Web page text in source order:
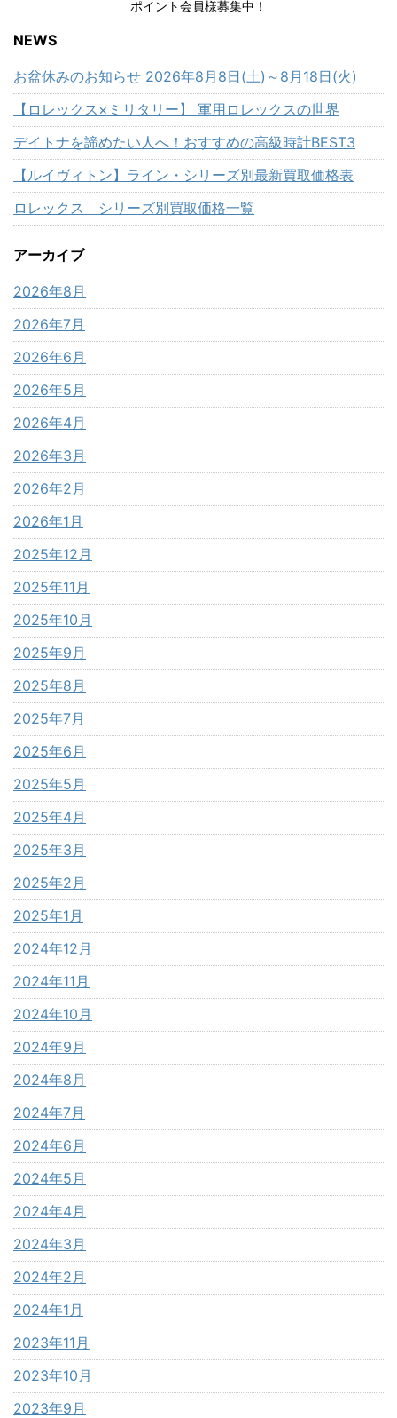
ポイント会員様募集中！
NEWS
お盆休みのお知らせ 2026年8月8日(土)～8月18日(火)
【ロレックス×ミリタリー】 軍用ロレックスの世界
デイトナを諦めたい人へ！おすすめの高級時計BEST3
【ルイヴィトン】ライン・シリーズ別最新買取価格表
ロレックス シリーズ別買取価格一覧
アーカイブ
2026年8月
2026年7月
2026年6月
2026年5月
2026年4月
2026年3月
2026年2月
2026年1月
2025年12月
2025年11月
2025年10月
2025年9月
2025年8月
2025年7月
2025年6月
2025年5月
2025年4月
2025年3月
2025年2月
2025年1月
2024年12月
2024年11月
2024年10月
2024年9月
2024年8月
2024年7月
2024年6月
2024年5月
2024年4月
2024年3月
2024年2月
2024年1月
2023年11月
2023年10月
2023年9月